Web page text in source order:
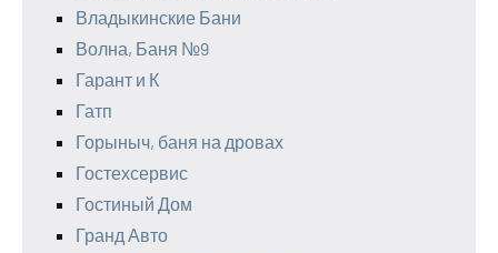
Владыкинские Бани
Волна, Баня №9
Гарант и К
Гатп
Горыныч, баня на дровах
Гостехсервис
Гостиный Дом
Гранд Авто